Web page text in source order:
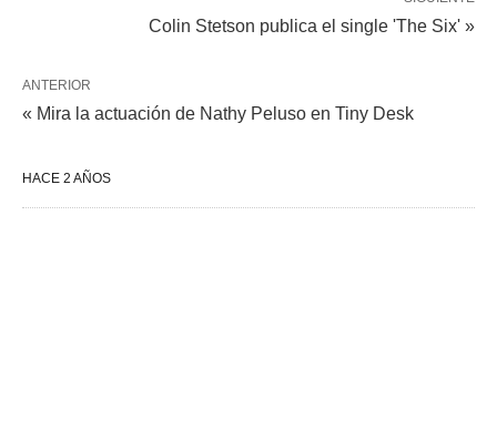
Colin Stetson publica el single 'The Six' »
ANTERIOR
« Mira la actuación de Nathy Peluso en Tiny Desk
HACE 2 AÑOS